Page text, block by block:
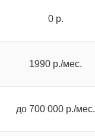
0 р.
1990 р./мес.
до 700 000 р./мес.